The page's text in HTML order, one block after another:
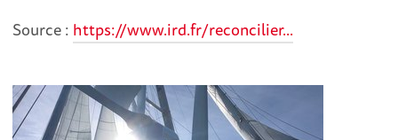
Source : https://www.ird.fr/reconcilier...